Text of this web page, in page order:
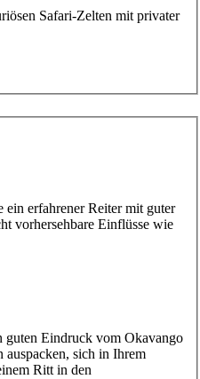
Safari-Zelten mit privater
ein erfahrener Reiter mit guter
vorhersehbare Einflüsse wie
guten Eindruck vom Okavango
auspacken, sich in Ihrem
Ritt in den